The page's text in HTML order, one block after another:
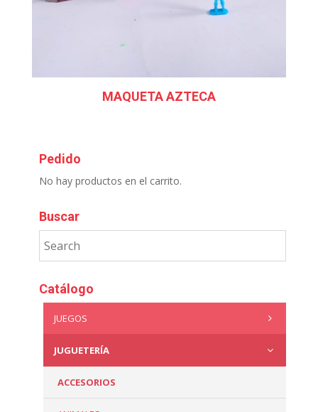
MAQUETA AZTECA
Pedido
No hay productos en el carrito.
Buscar
Catálogo
JUEGOS
JUGUETERÍA
ACCESORIOS